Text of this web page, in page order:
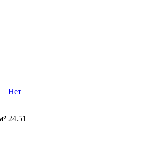
Нет
24.51